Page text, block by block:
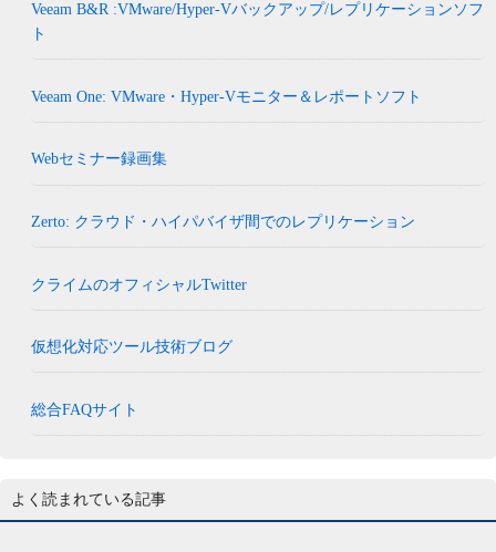
Veeam B&R :VMware/Hyper-Vバックアップ/レプリケーションソフ
ト
Veeam One: VMware・Hyper-Vモニター＆レポートソフト
Webセミナー録画集
Zerto: クラウド・ハイパバイザ間でのレプリケーション
クライムのオフィシャルTwitter
仮想化対応ツール技術ブログ
総合FAQサイト
よく読まれている記事